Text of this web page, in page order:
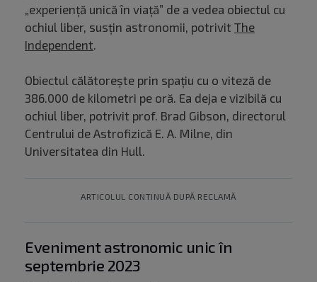
„experiență unică în viață” de a vedea obiectul cu
ochiul liber, susțin astronomii, potrivit The
Independent.
Obiectul călătorește prin spațiu cu o viteză de
386.000 de kilometri pe oră. Ea deja e vizibilă cu
ochiul liber, potrivit prof. Brad Gibson, directorul
Centrului de Astrofizică E. A. Milne, din
Universitatea din Hull.
ARTICOLUL CONTINUĂ DUPĂ RECLAMĂ
Eveniment astronomic unic în
septembrie 2023